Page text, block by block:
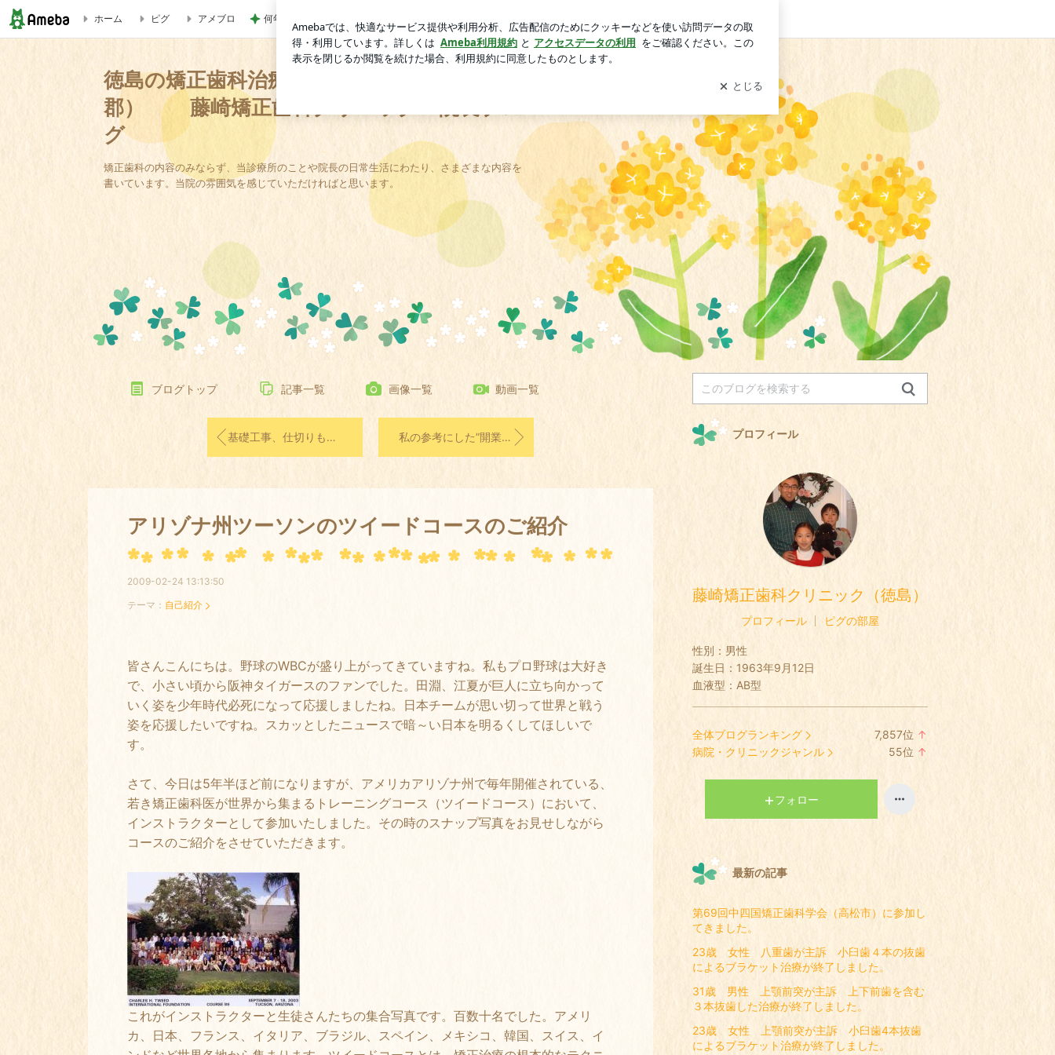
アリゾナ州ツーソンのツイードコースのご紹介 | 徳島の矯正歯科治療専門医院 （徳島県板野郡） 藤崎矯正歯科クリニック 院長ブログ
ホーム ピグ アメブロ 何年ぶりかの夫婦の市場デート ログイン
徳島の矯正歯科治療専門医院 （徳島県板野
郡） 藤崎矯正歯科クリニック 院長ブロ
グ
矯正歯科の内容のみならず、当診療所のことや院長の日常生活にわたり、さまざまな内容を
書いています。当院の雰囲気を感じていただければと思います。
ブログトップ 記事一覧 画像一覧 動画一覧
基礎工事、仕切りもできて順調に進行中でした 私の参考にした”開業の手引き”
アリゾナ州ツーソンのツイードコースのご紹介
2009-02-24 13:13:50
テーマ： 自己紹介
皆さんこんにちは。野球のWBCが盛り上がってきていますね。私もプロ野球は大好き
で、小さい頃から阪神タイガースのファンでした。田淵、江夏が巨人に立ち向かって
いく姿を少年時代必死になって応援しましたね。日本チームが思い切って世界と戦う
姿を応援したいですね。スカッとしたニュースで暗～い日本を明るくしてほしいで
す。
さて、今日は5年半ほど前になりますが、アメリカアリゾナ州で毎年開催されている、
若き矯正歯科医が世界から集まるトレーニングコース（ツイードコース）において、
インストラクターとして参加いたしました。その時のスナップ写真をお見せしながら
コースのご紹介をさせていただきます。
これがインストラクターと生徒さんたちの集合写真です。百数十名でした。アメリ
カ、日本、フランス、イタリア、ブラジル、スペイン、メキシコ、韓国、スイス、イ
プロフィール
藤崎矯正歯科クリニック（徳島）
プロフィール ピグの部屋
性別： 男性
誕生日： 1963年9月12日
血液型： AB型
全体ブログランキング 7,857位 ↑
病院・クリニックジャンル 55位 ↑
フォロー
最新の記事
第69回中四国矯正歯科学会（高松市）に参加し
てきました。
23歳 女性 八重歯が主訴 小臼歯４本の抜歯
によるブラケット治療が終了しました。
31歳 男性 上顎前突が主訴 上下前歯を含む
３本抜歯した治療が終了しました。
23歳 女性 上顎前突が主訴 小臼歯4本抜歯
によるブラケット治療が終了しました。